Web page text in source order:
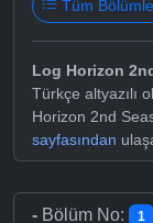
Tüm
Log Horizon
Türkçe altyazılı
Horizon 2nd
sayfasından
- Bölüm No: 1